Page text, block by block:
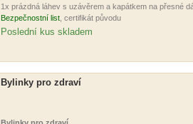
1x prázdná láhev s uzávěrem a kapátkem na přesné
Bezpečnostní list, certifikát původu
Poslední kus skladem
Bylinky pro zdraví